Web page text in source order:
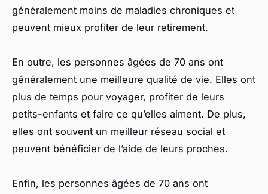
généralement moins de maladies chroniques et
peuvent mieux profiter de leur retirement.
En outre, les personnes âgées de 70 ans ont
généralement une meilleure qualité de vie. Elles ont
plus de temps pour voyager, profiter de leurs
petits-enfants et faire ce qu’elles aiment. De plus,
elles ont souvent un meilleur réseau social et
peuvent bénéficier de l’aide de leurs proches.
Enfin, les personnes âgées de 70 ans ont